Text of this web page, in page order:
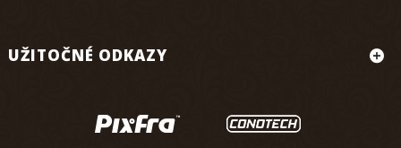
UŽITOČNÉ ODKAZY